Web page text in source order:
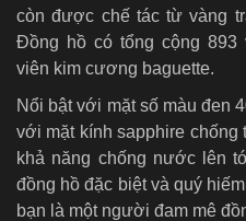
còn được chế tác từ vàng
Đồng hồ có tổng cộng
viên kim cương baguette.
Nổi bật với mặt số màu đen
với mặt kính sapphire
khả năng chống nước lên
đồng hồ đặc biệt và quý
bạn là một người đam mê